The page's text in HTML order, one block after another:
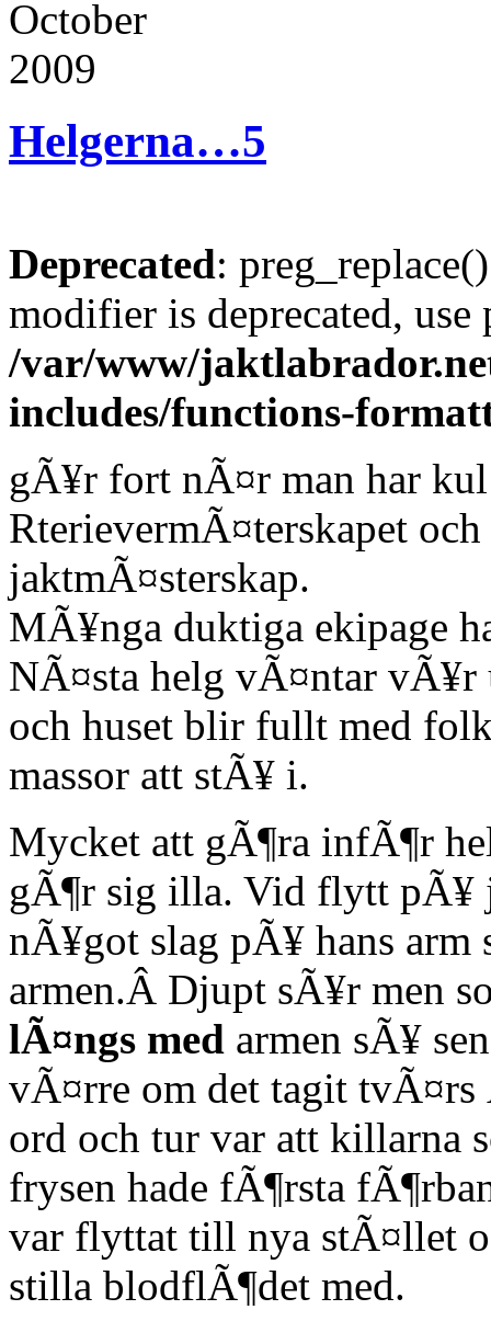
October
2009
Helgerna…5
Deprecated:
modifier is deprecated,
/var/www/
includes/functions-
gÃ¥r fort nÃ¤r man har
RterievermÃ¤terskapet
jaktmÃ¤sterskap.
MÃ¥nga duktiga ekipage
NÃ¤sta helg vÃ¤ntar
och huset blir fullt med
massor att stÃ¥ i.
Mycket att gÃ¶ra infÃ¶r
gÃ¶r sig illa. Vid flytt pÃ¥
nÃ¥got slag pÃ¥ hans
armen.Â Djupt sÃ¥r men
lÃ¤ngs med armen sÃ¥
vÃ¤rre om det tagit tvÃ¤rs
ord och tur var att killarna
frysen hade fÃ¶rsta
var flyttat till nya stÃ¤llet
stilla blodflÃ¶det med.